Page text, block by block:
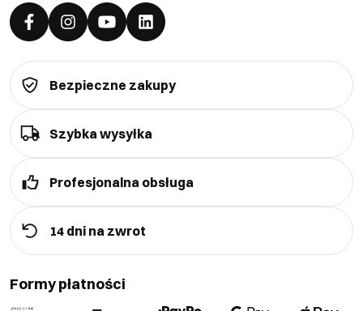
Bezpieczne zakupy
Szybka wysyłka
Profesjonalna obsługa
14 dni na zwrot
Formy płatności